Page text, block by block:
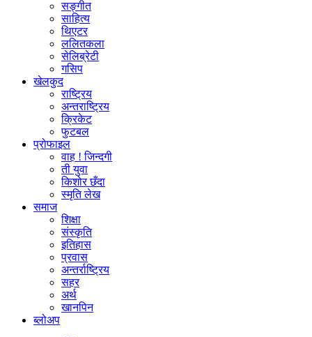
सङ्गीत
साहित्य
थिएटर
ललितकला
सेलिब्रेटी
गसिप
खेलकुद
राष्ट्रिय
अन्तराष्ट्रिय
क्रिकेट
फुटबल
प्रोफाइल
वाह ! जिन्दगी
ती युवा
किशोर छँदा
स्मृति लेख
समाज
शिक्षा
संस्कृति
इतिहास
प्रवास
अन्तर्राष्ट्रिय
सहर
अर्थ
खानपिन
ब्लोअप